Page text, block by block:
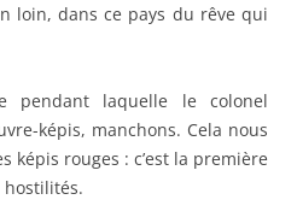
loin, dans ce pays du rêve qui
pendant laquelle le colonel
képis, manchons. Cela nous
képis rouges : c’est la première
hostilités.